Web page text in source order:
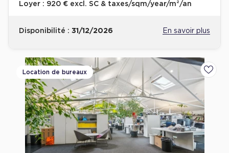
Loyer : 920 € excl. SC & taxes/sqm/year/m²/an
Disponibilité : 31/12/2026 En savoir plus
Location de bureaux